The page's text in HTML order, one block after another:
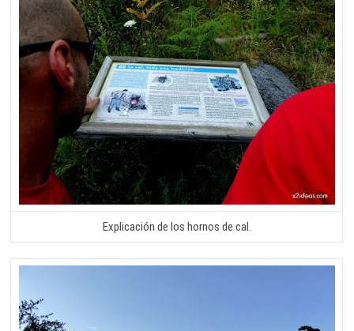
Explicación de los hornos de cal.